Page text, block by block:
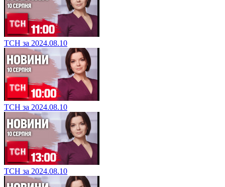
ТСН за 2024.08.10
ТСН за 2024.08.10
ТСН за 2024.08.10